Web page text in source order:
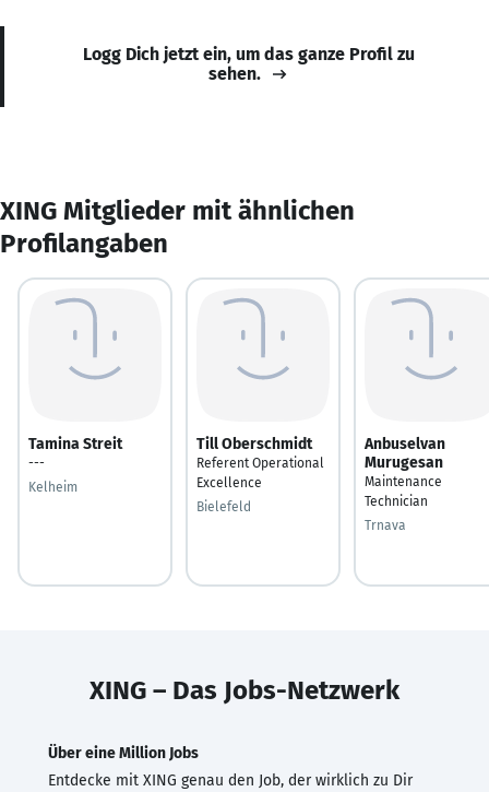
Logg Dich jetzt ein, um das ganze Profil zu
sehen.
XING Mitglieder mit ähnlichen
Profilangaben
Tamina Streit
---
Kelheim
Till Oberschmidt
Referent Operational
Excellence
Bielefeld
Anbuselvan
Murugesan
Maintenance
Technician
Trnava
XING – Das Jobs-Netzwerk
Über eine Million Jobs
Entdecke mit XING genau den Job, der wirklich zu Dir